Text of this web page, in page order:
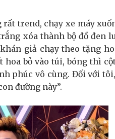
trend, chạy xe máy
xóa thành bộ đồ đen
giả chạy theo tặng
bỏ vào túi, bóng thì
phúc vô cùng. Đối với
đường này”.